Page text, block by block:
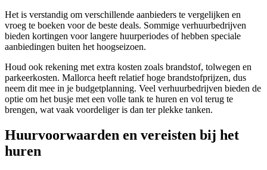
Het is verstandig om verschillende aanbieders te vergelijken en
vroeg te boeken voor de beste deals. Sommige verhuurbedrijven
bieden kortingen voor langere huurperiodes of hebben speciale
aanbiedingen buiten het hoogseizoen.
Houd ook rekening met extra kosten zoals brandstof, tolwegen en
parkeerkosten. Mallorca heeft relatief hoge brandstofprijzen, dus
neem dit mee in je budgetplanning. Veel verhuurbedrijven bieden de
optie om het busje met een volle tank te huren en vol terug te
brengen, wat vaak voordeliger is dan ter plekke tanken.
Huurvoorwaarden en vereisten bij het
huren